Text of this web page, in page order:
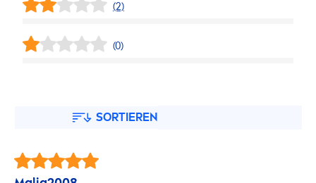
(2)
(0)
SORTIEREN